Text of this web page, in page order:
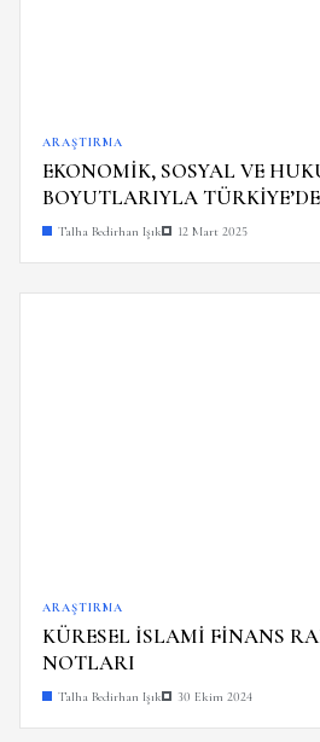
ARAŞTIRMA
EKONOMİK, SOSYAL VE
BOYUTLARIYLA
Talha Bedirhan Işık 12 Mart 2025
ARAŞTIRMA
KÜRESEL İSLAMİ FİNANS
NOTLARI
Talha Bedirhan Işık 30 Ekim 2024